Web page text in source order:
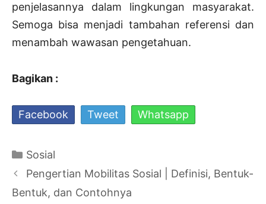
penjelasannya dalam lingkungan masyarakat.
Semoga bisa menjadi tambahan referensi dan
menambah wawasan pengetahuan.
Bagikan :
Facebook Tweet Whatsapp
Kategori
Sosial
Navigasi
Tulisan
Pengertian Mobilitas Sosial | Definisi, Bentuk-
Bentuk, dan Contohnya